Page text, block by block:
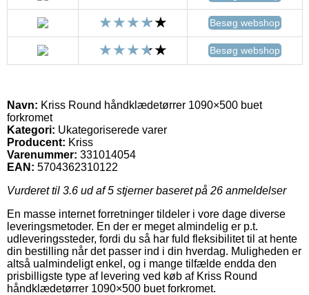
Besøg webshop
Besøg webshop
Navn: Kriss Round håndklædetørrer 1090×500 buet
forkromet
Kategori: Ukategoriserede varer
Producent: Kriss
Varenummer: 331014054
EAN: 5704362310122
Vurderet til 3.6 ud af 5 stjerner baseret på 26 anmeldelser
En masse internet forretninger tildeler i vore dage diverse
leveringsmetoder. En der er meget almindelig er p.t.
udleveringssteder, fordi du så har fuld fleksibilitet til at hente
din bestilling når det passer ind i din hverdag. Muligheden er
altså ualmindeligt enkel, og i mange tilfælde endda den
prisbilligste type af levering ved køb af Kriss Round
håndklædetørrer 1090×500 buet forkromet.